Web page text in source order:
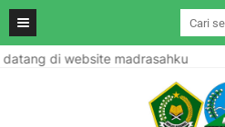
di website madrasahku